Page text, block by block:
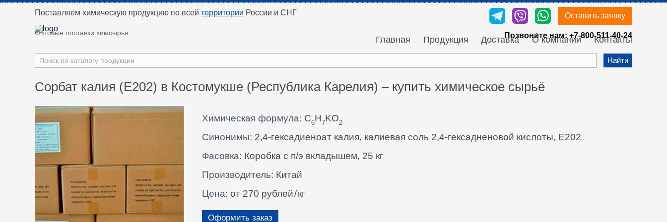
Поставляем химическую продукцию по всейтерритории России и СНГ Оставить заявку
Оптовые поставки химсырья Позвони́те нам: +7-800-511-40-24
Главная Продукция Доставка О компании Контакты
Найти
Сорбат калия (Е202) в Костомукше (Республика Карелия) – купить химическое сырьё
Химическая формула: C6H7KO2
Синонимы: 2,4-гексадиеноат калия, калиевая соль 2,4-гексадненовой кислоты, Е202
Фасовка: Коробка с п/э вкладышем, 25 кг
Производитель: Китай
Цена: от 270 рублей/кг
Оформить заказ